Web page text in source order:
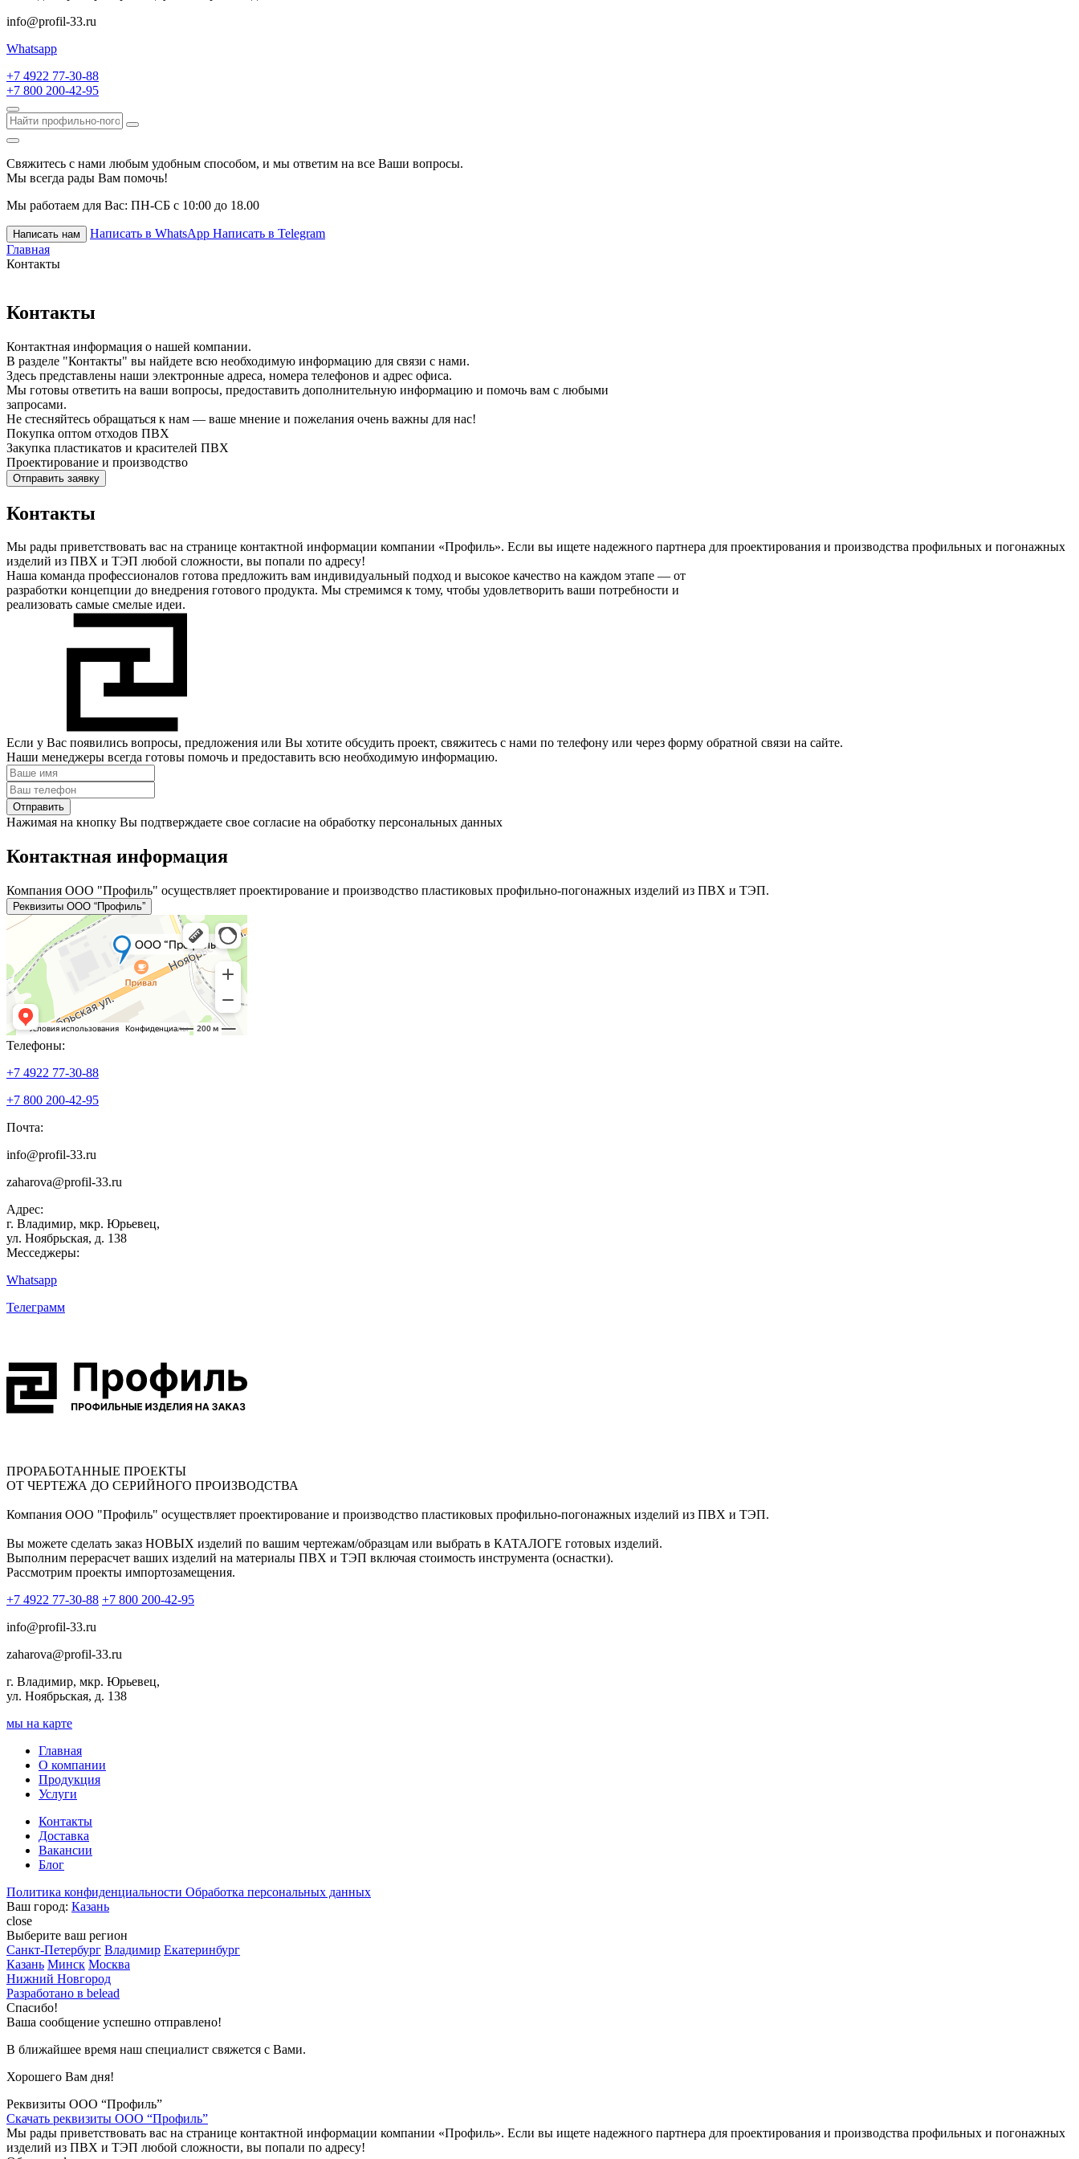
info@profil-33.ru
Whatsapp
+7 4922 77-30-88
+7 800 200-42-95
Свяжитесь с нами любым удобным способом, и мы ответим на все Ваши вопросы.
Мы всегда рады Вам помочь!
Мы работаем для Вас: ПН-СБ с 10:00 до 18.00
Написать нам Написать в WhatsApp Написать в Telegram
Главная
Контакты
Контакты
Контактная информация о нашей компании.
В разделе "Контакты" вы найдете всю необходимую информацию для связи с нами.
Здесь представлены наши электронные адреса, номера телефонов и адрес офиса.
Мы готовы ответить на ваши вопросы, предоставить дополнительную информацию и помочь вам с любыми
запросами.
Не стесняйтесь обращаться к нам — ваше мнение и пожелания очень важны для нас!
Покупка оптом отходов ПВХ
Закупка пластикатов и красителей ПВХ
Проектирование и производство
Отправить заявку
Контакты
Мы рады приветствовать вас на странице контактной информации компании «Профиль». Если вы ищете надежного партнера для проектирования и производства профильных и погонажных
изделий из ПВХ и ТЭП любой сложности, вы попали по адресу!
Наша команда профессионалов готова предложить вам индивидуальный подход и высокое качество на каждом этапе — от
разработки концепции до внедрения готового продукта. Мы стремимся к тому, чтобы удовлетворить ваши потребности и
реализовать самые смелые идеи.
Если у Вас появились вопросы, предложения или Вы хотите обсудить проект, свяжитесь с нами по телефону или через форму обратной связи на сайте.
Наши менеджеры всегда готовы помочь и предоставить всю необходимую информацию.
Отправить
Нажимая на кнопку Вы подтверждаете свое согласие на обработку персональных данных
Контактная информация
Компания ООО "Профиль" осуществляет проектирование и производство пластиковых профильно-погонажных изделий из ПВХ и ТЭП.
Реквизиты ООО “Профиль”
Телефоны:
+7 4922 77-30-88
+7 800 200-42-95
Почта:
info@profil-33.ru
zaharova@profil-33.ru
Адрес:
г. Владимир, мкр. Юрьевец,
ул. Ноябрьская, д. 138
Месседжеры:
Whatsapp
Телеграмм
ПРОРАБОТАННЫЕ ПРОЕКТЫ
ОТ ЧЕРТЕЖА ДО СЕРИЙНОГО ПРОИЗВОДСТВА
Компания ООО "Профиль" осуществляет проектирование и производство пластиковых профильно-погонажных изделий из ПВХ и ТЭП.
Вы можете сделать заказ НОВЫХ изделий по вашим чертежам/образцам или выбрать в КАТАЛОГЕ готовых изделий.
Выполним перерасчет ваших изделий на материалы ПВХ и ТЭП включая стоимость инструмента (оснастки).
Рассмотрим проекты импортозамещения.
+7 4922 77-30-88 +7 800 200-42-95
info@profil-33.ru
zaharova@profil-33.ru
г. Владимир, мкр. Юрьевец,
ул. Ноябрьская, д. 138
мы на карте
Главная
О компании
Продукция
Услуги
Контакты
Доставка
Вакансии
Блог
Политика конфиденциальности Обработка персональных данных
Ваш город: Казань
close
Выберите ваш регион
Санкт-Петербург Владимир Екатеринбург
Казань Минск Москва
Нижний Новгород
Разработано в belead
Спасибо!
Ваша сообщение успешно отправлено!
В ближайшее время наш специалист свяжется с Вами.
Хорошего Вам дня!
Реквизиты ООО “Профиль”
Скачать реквизиты ООО “Профиль”
Мы рады приветствовать вас на странице контактной информации компании «Профиль». Если вы ищете надежного партнера для проектирования и производства профильных и погонажных
изделий из ПВХ и ТЭП любой сложности, вы попали по адресу!